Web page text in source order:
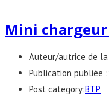
Mini chargeur
Auteur/autrice de
Publication publiée :
Post category:BTP